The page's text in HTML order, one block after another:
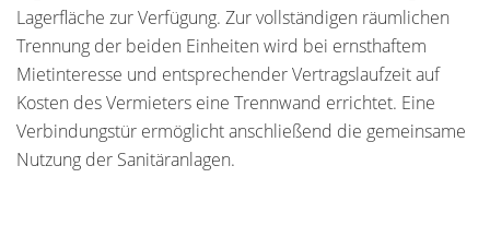
Lagerfläche zur Verfügung. Zur vollständigen räumlichen
Trennung der beiden Einheiten wird bei ernsthaftem
Mietinteresse und entsprechender Vertragslaufzeit auf
Kosten des Vermieters eine Trennwand errichtet. Eine
Verbindungstür ermöglicht anschließend die gemeinsame
Nutzung der Sanitäranlagen.